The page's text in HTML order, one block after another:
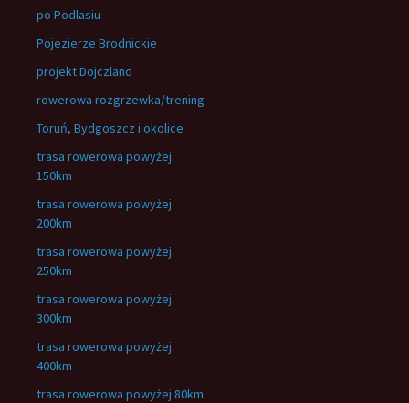
po Podlasiu
Pojezierze Brodnickie
projekt Dojczland
rowerowa rozgrzewka/trening
Toruń, Bydgoszcz i okolice
trasa rowerowa powyżej
150km
trasa rowerowa powyżej
200km
trasa rowerowa powyżej
250km
trasa rowerowa powyżej
300km
trasa rowerowa powyżej
400km
trasa rowerowa powyżej 80km